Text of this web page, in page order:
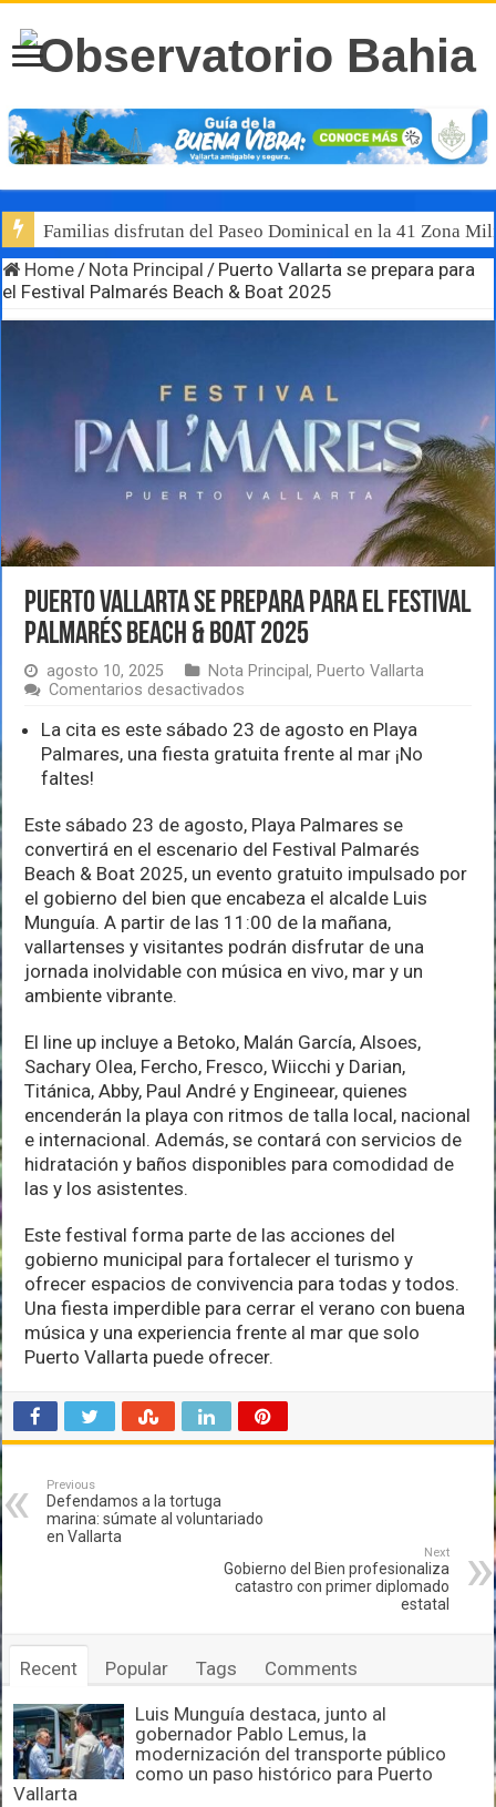
Familias disfrutan del Paseo Dominical en la 41 Zona
Home / Nota Principal / Puerto Vallarta se prepara para
el Festival Palmarés Beach & Boat 2025
Puerto Vallarta se prepara para el Festival
Palmarés Beach & Boat 2025
agosto 10, 2025 Nota Principal, Puerto Vallarta
Comentarios desactivados
Vallarta
se
prepara
Festival
Palmarés
Beach
&
Boat
2025
La cita es este sábado 23 de agosto en Playa
Palmares, una fiesta gratuita frente al mar ¡No
faltes!
Este sábado 23 de agosto, Playa Palmares se
convertirá en el escenario del Festival Palmarés
Beach & Boat 2025, un evento gratuito impulsado por
el gobierno del bien que encabeza el alcalde Luis
Munguía. A partir de las 11:00 de la mañana,
vallartenses y visitantes podrán disfrutar de una
jornada inolvidable con música en vivo, mar y un
ambiente vibrante.
El line up incluye a Betoko, Malán García, Alsoes,
Sachary Olea, Fercho, Fresco, Wiicchi y Darian,
Titánica, Abby, Paul André y Engineear, quienes
encenderán la playa con ritmos de talla local, nacional
e internacional. Además, se contará con servicios de
hidratación y baños disponibles para comodidad de
las y los asistentes.
Este festival forma parte de las acciones del
gobierno municipal para fortalecer el turismo y
ofrecer espacios de convivencia para todas y todos.
Una fiesta imperdible para cerrar el verano con buena
música y una experiencia frente al mar que solo
Puerto Vallarta puede ofrecer.
Previous
Defendamos a la tortuga
marina: súmate al voluntariado
en Vallarta
Next
Gobierno del Bien profesionaliza
catastro con primer diplomado
estatal
Recent Popular Tags Comments
Luis Munguía destaca, junto al
gobernador Pablo Lemus, la
modernización del transporte público
como un paso histórico para Puerto
Vallarta